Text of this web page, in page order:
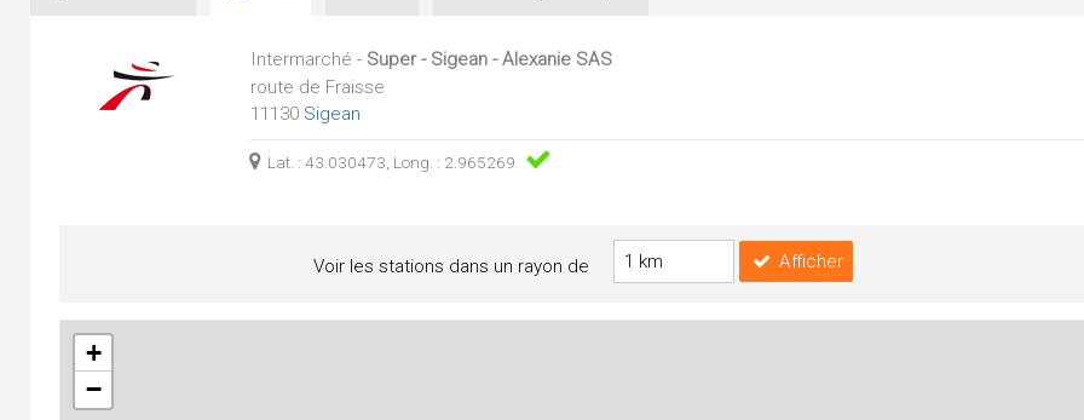
Intermarché - Super - Sigean - Alexanie SAS
route de Fraisse
11130 Sigean
Lat. : 43.030473, Long. : 2.965269
Voir les stations dans un rayon de Afficher
+
−